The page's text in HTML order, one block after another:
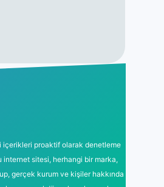
içerikleri proaktif olarak denetleme
internet sitesi, herhangi bir marka,
gerçek kurum ve kişiler hakkında